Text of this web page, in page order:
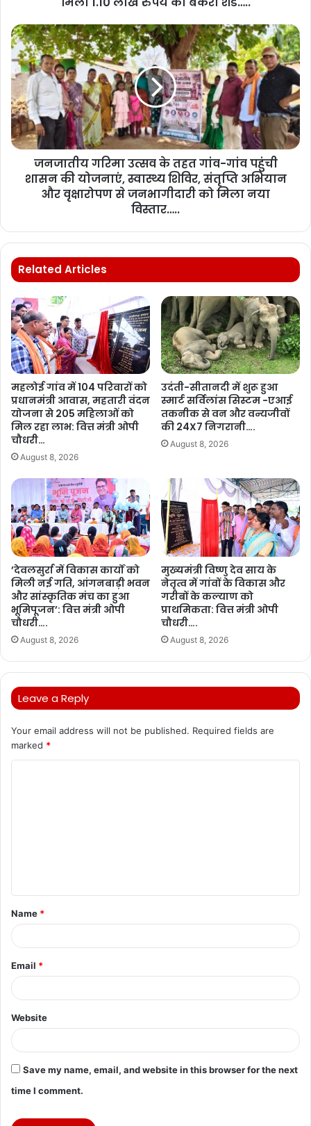
जनजातीय गरिमा उत्सव के तहत गांव-गांव पहुंची
शासन की योजनाएं, स्वास्थ्य शिविर, संतृप्ति अभियान
और वृक्षारोपण से जनभागीदारी को मिला नया
विस्तार…..
Related Articles
महलोई गांव में 104 परिवारों को
प्रधानमंत्री आवास, महतारी वंदन
योजना से 205 महिलाओं को
मिल रहा लाभ: वित्त मंत्री ओपी
चौधरी…
August 8, 2026
उदंती-सीतानदी में शुरू हुआ
स्मार्ट सर्विलांस सिस्टम -एआई
तकनीक से वन और वन्यजीवों
की 24X7 निगरानी….
August 8, 2026
’देवलसुर्रा में विकास कार्यों को
मिली नई गति, आंगनबाड़ी भवन
और सांस्कृतिक मंच का हुआ
भूमिपूजन’: वित्त मंत्री ओपी
चौधरी….
August 8, 2026
मुख्यमंत्री विष्णु देव साय के
नेतृत्व में गांवों के विकास और
गरीबों के कल्याण को
प्राथमिकता: वित्त मंत्री ओपी
चौधरी….
August 8, 2026
Leave a Reply
Your email address will not be published. Required fields are
marked *
t
*
Name *
Email *
Website
Save my name, email, and website in this browser for the next
time I comment.